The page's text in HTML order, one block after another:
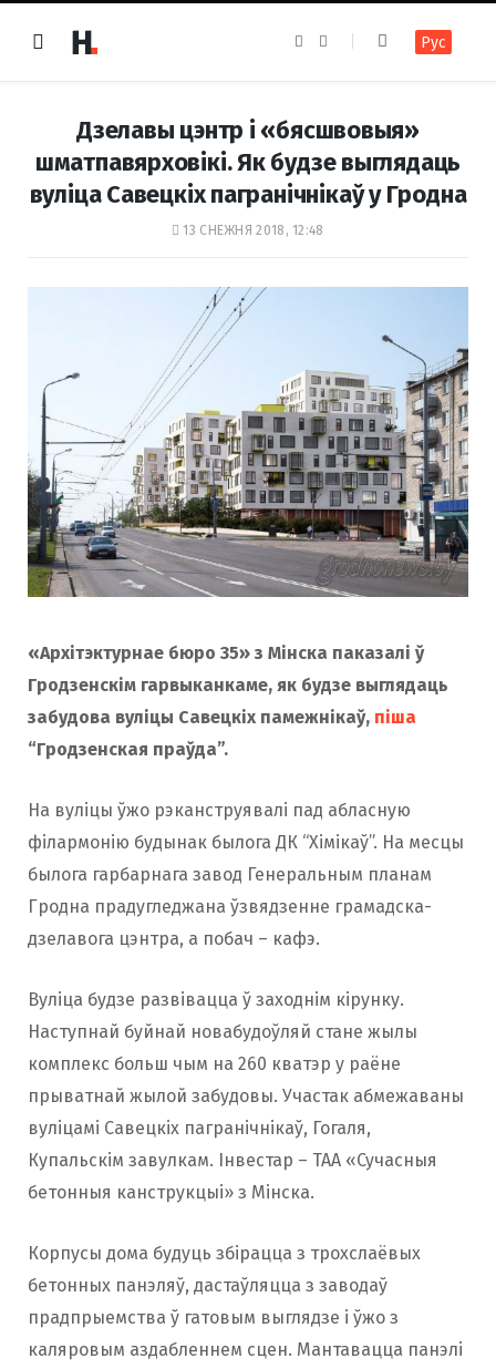
e
o
k
t
r
a
m
Рус
Дзелавы цэнтр і «бясшвовыя»
шматпавярховікі. Як будзе выглядаць
вуліца Савецкіх пагранічнікаў у Гродна
13 СНЕЖНЯ 2018, 12:48
«Архітэктурнае бюро 35» з Мінска паказалі ў
Гродзенскім гарвыканкаме, як будзе выглядаць
забудова вуліцы Савецкіх памежнікаў, піша
“Гродзенская праўда”.
На вуліцы ўжо рэканструявалі пад абласную
філармонію будынак былога ДК “Хімікаў”. На месцы
былога гарбарнага завод Генеральным планам
Гродна прадугледжана ўзвядзенне грамадска-
дзелавога цэнтра, а побач – кафэ.
Вуліца будзе развівацца ў заходнім кірунку.
Наступнай буйнай новабудоўляй стане жылы
комплекс больш чым на 260 кватэр у раёне
прыватнай жылой забудовы. Участак абмежаваны
вуліцамі Савецкіх пагранічнікаў, Гогаля,
Купальскім завулкам. Інвестар – ТАА «Сучасныя
бетонныя канструкцыі» з Мінска.
Корпусы дома будуць збірацца з трохслаёвых
бетонных панэляў, дастаўляцца з заводаў
прадпрыемства ў гатовым выглядзе і ўжо з
каляровым аздабленнем сцен. Мантавацца панэлі